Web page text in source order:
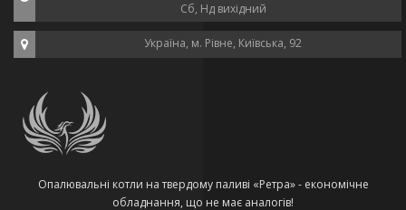
Сб, Нд вихідний
Україна, м. Рівне, Київська, 92
Опалювальні котли на твердому паливі «Ретра» - економічне
обладнання, що не має аналогів!